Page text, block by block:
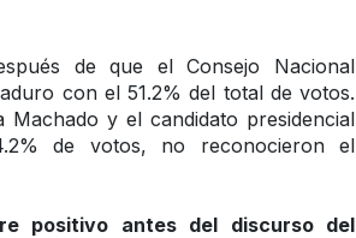
de que el Consejo Nacional
con el 51.2% del total de votos.
y el candidato presidencial
de votos, no reconocieron el
positivo antes del discurso del